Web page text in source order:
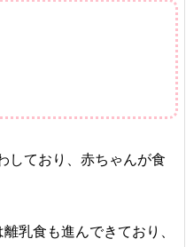
しており、赤ちゃんが食
乳食も進んできており、